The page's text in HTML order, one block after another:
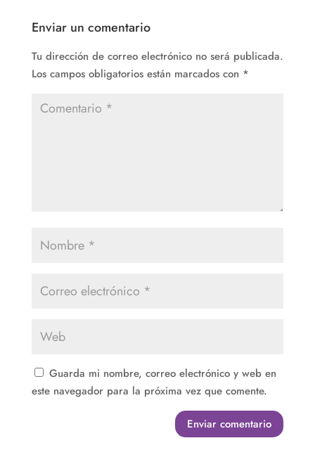
Enviar un comentario
Tu dirección de correo electrónico no será publicada.
Los campos obligatorios están marcados con *
Guarda mi nombre, correo electrónico y web en
este navegador para la próxima vez que comente.
Enviar comentario